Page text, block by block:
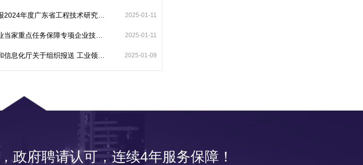
2025-01-11
2025-01-11
2025-01-09
政府聘请认可，连续4年服务保障！